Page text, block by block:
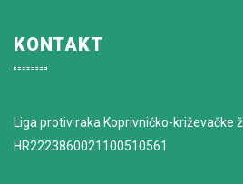
KONTAKT
Liga protiv raka Koprivničko-križevačke
HR2223860021100510561